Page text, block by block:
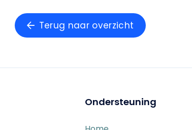
Terug naar overzicht
Ondersteuning